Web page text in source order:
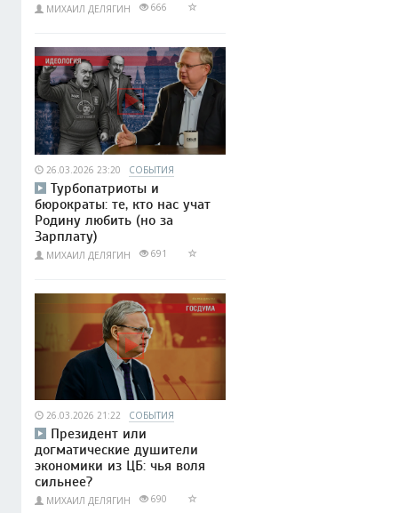
МИХАИЛ ДЕЛЯГИН 666
26.03.2026 23:20 СОБЫТИЯ
Турбопатриоты и
бюрократы: те, кто нас учат
Родину любить (но за
Зарплату)
МИХАИЛ ДЕЛЯГИН 691
26.03.2026 21:22 СОБЫТИЯ
Президент или
догматические душители
экономики из ЦБ: чья воля
сильнее?
МИХАИЛ ДЕЛЯГИН 690